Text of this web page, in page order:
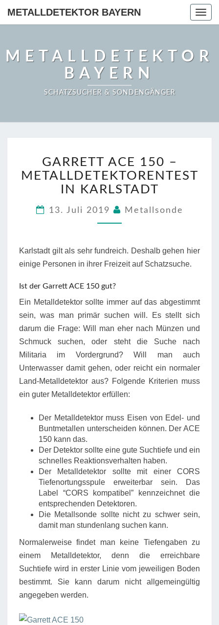
METALLDETEKTOR BAYERN
METALLDETEKTOR
BAYERN
SCHATZSUCHER & SONDENGÄNGER
ACE
150
–
IN
KARLSTADT
GARRETT ACE 150 –
METALLDETEKTORENTEST
IN KARLSTADT
13. Juli 2019 Metallsonde
Karlstadt gilt als sehr fundreich. Deshalb gehen hier
einige Personen in ihrer Freizeit auf Schatzsuche.
Ist der Garrett ACE 150 gut?
Ein Metalldetektor sollte immer auf das abgestimmt
sein, was man primär suchen will. Es stellt sich
darum die Frage: Will man eher nach Münzen und
Schmuck suchen, oder steht die Suche nach
Militaria im Vordergrund? Will man auch
Unterwasser damit gehen, oder reicht ein normaler
Land-Metalldetektor aus? Folgende Kriterien muss
ein guter Metalldetektor erfüllen:
Der Metalldetektor muss Eisen von Edel- und
Buntmetallen unterscheiden können. Der ACE
150 kann das.
Der Detektor sollte eine gute Suchtiefe und ein
schnelles Reaktionsverhalten haben.
Der Metalldetektor sollte mit einer CORS
Tiefenortungsspule erweiterbar sein. Das
Label “CORS kompatibel” kennzeichnet die
entsprechenden Detektoren.
Die Metallsonde sollte nicht zu schwer sein,
damit man stundenlang suchen kann.
Normalerweise findet man keine Tiefengaben zu
einem Metalldetektor, denn die erreichbare
Suchtiefe wird in erster Linie vom jeweiligen Boden
bestimmt. Sie kann darum nicht allgemeingültig
angegeben werden.